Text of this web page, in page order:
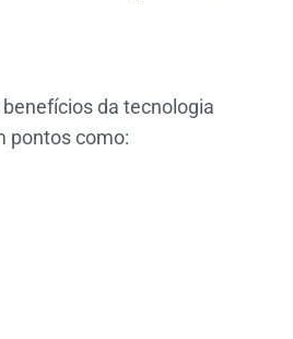
da tecnologia
pontos como: